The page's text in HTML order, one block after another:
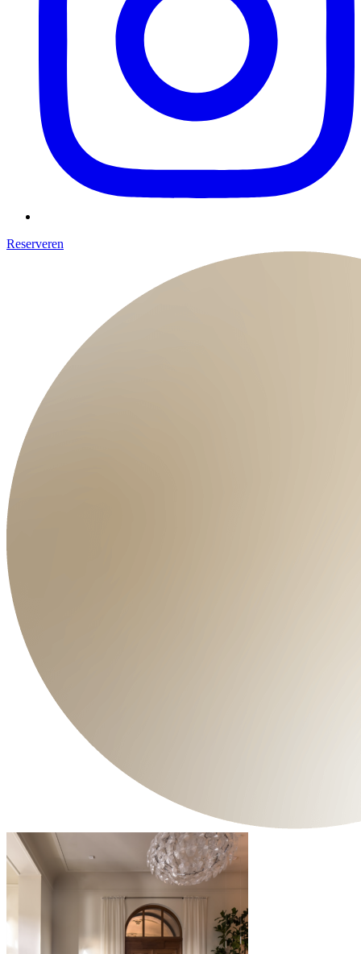
Reserveren